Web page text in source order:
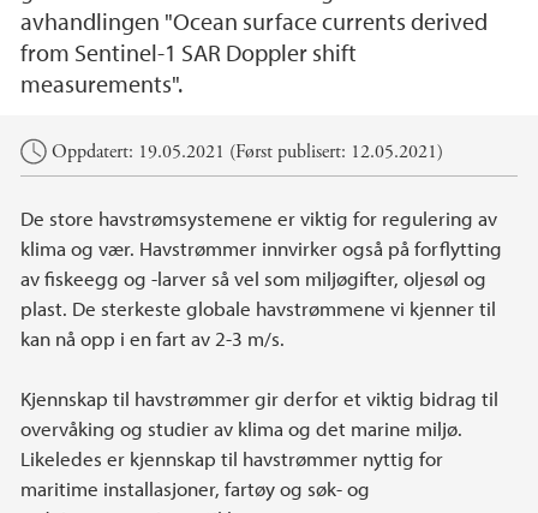
avhandlingen "Ocean surface currents derived
from Sentinel-1 SAR Doppler shift
measurements".
Hovedinnhold
Oppdatert: 19.05.2021 (Først publisert: 12.05.2021)
De store havstrømsystemene er viktig for regulering av
klima og vær. Havstrømmer innvirker også på forflytting
av fiskeegg og -larver så vel som miljøgifter, oljesøl og
plast. De sterkeste globale havstrømmene vi kjenner til
kan nå opp i en fart av 2-3 m/s.
Kjennskap til havstrømmer gir derfor et viktig bidrag til
overvåking og studier av klima og det marine miljø.
Likeledes er kjennskap til havstrømmer nyttig for
maritime installasjoner, fartøy og søk- og